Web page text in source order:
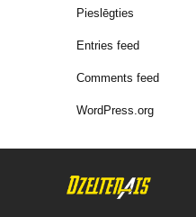
Pieslēgties
Entries feed
Comments feed
WordPress.org